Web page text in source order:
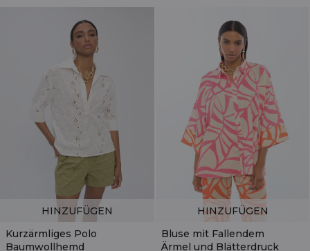
Kurzärmliges Polo
Baumwollhemd
HINZUFÜGEN
Bluse mit Fallendem
Ärmel und Blätterdruck
HINZUFÜGEN